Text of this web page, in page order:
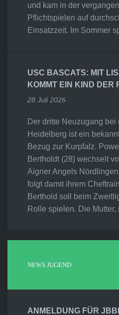
und kam in der
Pflichtspielen auf
Einsatzzeit. Im Sommer
USC BASCATS: MIT
KOMMT EIN KIND DER
28 Juli 2026
Der dritte Neuzugang
Heidelberg ist ein
Bezug zur Kurpfalz.
Bertholdt (28) wechselt
Aigner Angels
folgt damit ihrem
Berthold soll beim
Rolle spielen. Die
NEWS JUGEND
ANMELDUNG FÜR